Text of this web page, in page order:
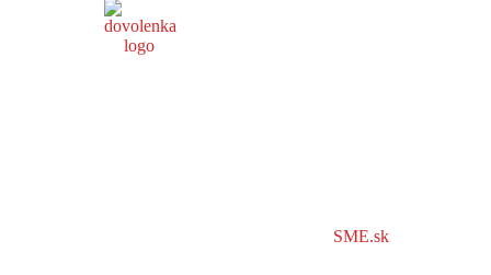
SME.sk